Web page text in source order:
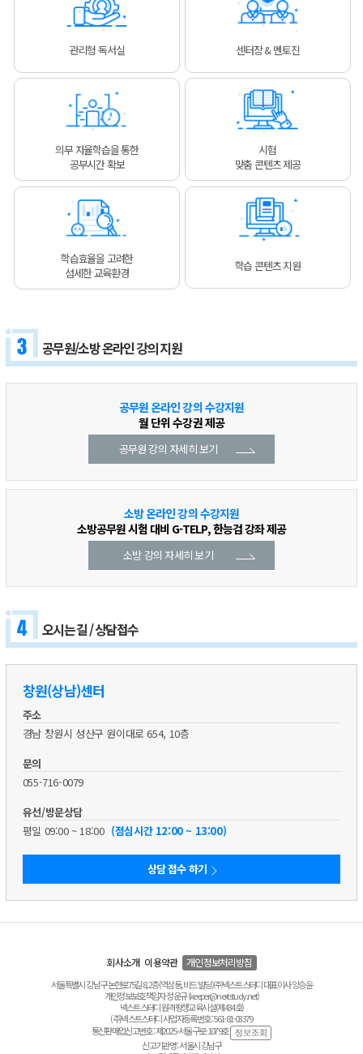
관리형 독서실 센터장 & 멘토진
의무 자율학습을 통한
공부시간 확보
시험
맞춤 콘텐츠 제공
학습효율을 고려한
섬세한 교육환경
학습 콘텐츠 지원
공무원/소방 온라인 강의 지원
공무원 온라인 강의 수강지원
월 단위 수강권 제공
공무원 강의 자세히 보기
소방 온라인 강의 수강지원
소방공무원 시험 대비 G-TELP, 한능검 강좌 제공
소방 강의 자세히 보기
오시는 길 / 상담접수
창원(상남)센터
주소
경남 창원시 성산구 원이대로 654, 10층
문의
055-716-0079
유선/방문상담
평일 09:00 ~ 18:00 (점심시간 12:00 ~ 13:00)
상담 접수 하기
회사소개 이용약관 개인정보처리방침
서울특별시 강남구 논현로75길 8, 2층(역삼동, 비드 빌딩) ㈜넥스트스터디 대표이사 양승윤
개인정보보호책임자 정운규 (keeper@nextstudy.net)
넥스트스터디 원격평생교육시설(제434호)
(주)넥스트스터디 사업자등록번호 : 561-81-03379
통신판매업신고번호 : 제2025-서울구로-1079호
신고기관명 : 서울시 강남구